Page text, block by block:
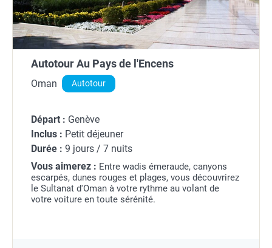
Autotour Au Pays de l'Encens
Oman Autotour
Départ : Genève
Inclus : Petit déjeuner
Durée : 9 jours / 7 nuits
Vous aimerez : Entre wadis émeraude, canyons
escarpés, dunes rouges et plages, vous découvrirez
le Sultanat d'Oman à votre rythme au volant de
votre voiture en toute sérénité.